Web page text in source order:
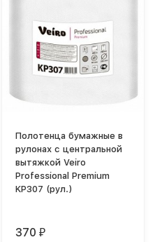
Полотенца бумажные в
рулонах с центральной
вытяжкой Veiro
Professional Premium
KP307 (рул.)
370₽